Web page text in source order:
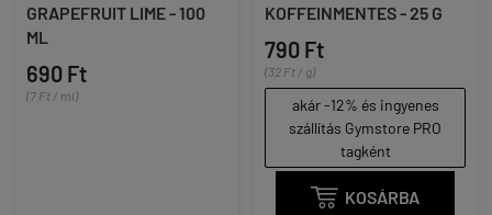
GRAPEFRUIT LIME - 100
ML
690 Ft
(7 Ft / ml)
KOFFEINMENTES - 25 G
790 Ft
(32 Ft / g)
akár -12% és ingyenes
szállítás Gymstore PRO
tagként
 KOSÁRBA